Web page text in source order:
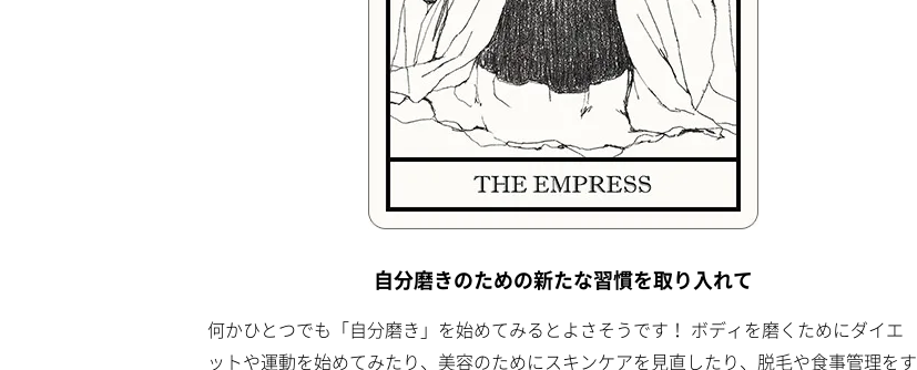
自分磨きのための新たな習慣を取り入れて
何かひとつでも「自分磨き」を始めてみるとよさそうです！ ボディを磨くためにダイエ
ットや運動を始めてみたり、美容のためにスキンケアを見直したり、脱毛や食事管理をす